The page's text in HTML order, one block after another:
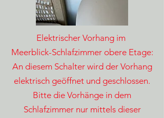
Elektrischer Vorhang im
Meerblick-Schlafzimmer obere Etage:
An diesem Schalter wird der Vorhang
elektrisch geöffnet und geschlossen.
Bitte die Vorhänge in dem
Schlafzimmer nur mittels dieser